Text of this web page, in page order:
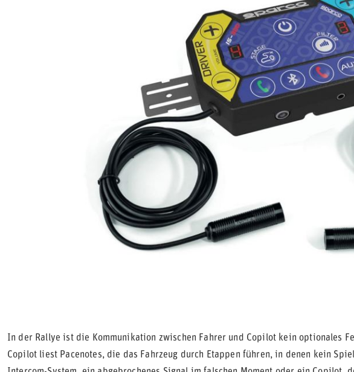
In der Rallye ist die Kommunikation zwischen Fahrer und Copilot kein optionales
Copilot liest Pacenotes, die das Fahrzeug durch Etappen führen, in denen kein